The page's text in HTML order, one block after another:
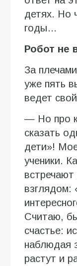
детях. Но
годы…
Робот не
За
уже пять
ведет
— Но про
сказать
дети»!
ученики.
взглядом:
Считаю,
счастье:
наблюдая
растут и